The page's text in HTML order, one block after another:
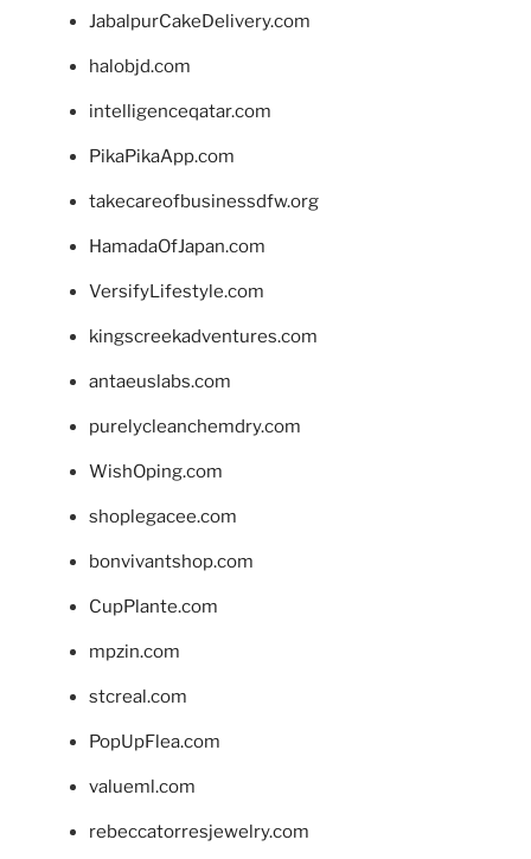
JabalpurCakeDelivery.com
halobjd.com
intelligenceqatar.com
PikaPikaApp.com
takecareofbusinessdfw.org
HamadaOfJapan.com
VersifyLifestyle.com
kingscreekadventures.com
antaeuslabs.com
purelycleanchemdry.com
WishOping.com
shoplegacee.com
bonvivantshop.com
CupPlante.com
mpzin.com
stcreal.com
PopUpFlea.com
valueml.com
rebeccatorresjewelry.com